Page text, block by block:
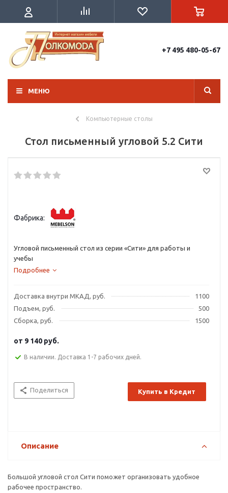
+7 495 480-05-67
МЕНЮ
Компьютерные столы
Стол письменный угловой 5.2 Сити
Фабрика:
Угловой письменный стол из серии «Сити» для работы и
учебы
Подробнее
Доставка внутри МКАД, руб.
1100
Подъем, руб.
500
Сборка, руб.
1500
от 9 140 руб.
В наличии. Доставка 1-7 рабочих дней.
Поделиться Купить в Кредит
Описание
Большой угловой стол Сити поможет организовать удобное
рабочее пространство.